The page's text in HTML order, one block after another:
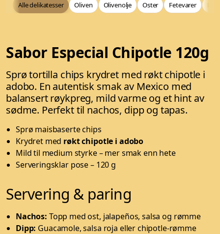
Alle delikatesser Oliven Olivenolje Oster Fetevarer
Sabor Especial Chipotle 120g
Sprø tortilla chips krydret med røkt chipotle i
adobo. En autentisk smak av Mexico med
balansert røykpreg, mild varme og et hint av
sødme. Perfekt til nachos, dipp og tapas.
Sprø maisbaserte chips
Krydret med røkt chipotle i adobo
Mild til medium styrke – mer smak enn hete
Serveringsklar pose – 120 g
Servering & paring
Nachos: Topp med ost, jalapeños, salsa og rømme
Dipp: Guacamole, salsa roja eller chipotle-rømme